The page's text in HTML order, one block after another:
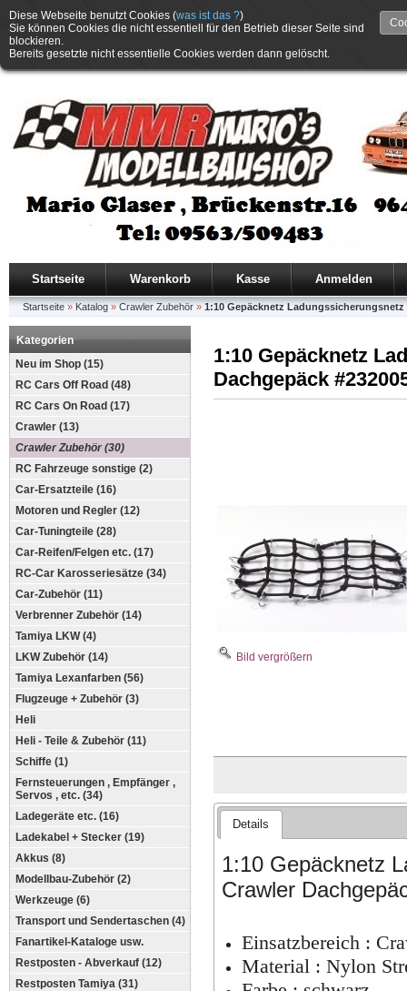
Diese Webseite benutzt Cookies (was ist das ?)
Sie können Cookies die nicht essentiell für den Betrieb dieser Seite sind
blockieren.
Bereits gesetzte nicht essentielle Cookies werden dann gelöscht.
Startseite Warenkorb Kasse Anmelden
Startseite » Katalog » Crawler Zubehör » 1:10 Gepäcknetz Ladungssicherungsnetz
Kategorien
Neu im Shop (15)
RC Cars Off Road (48)
RC Cars On Road (17)
Crawler (13)
Crawler Zubehör (30)
RC Fahrzeuge sonstige (2)
Car-Ersatzteile (16)
Motoren und Regler (12)
Car-Tuningteile (28)
Car-Reifen/Felgen etc. (17)
RC-Car Karosseriesätze (34)
Car-Zubehör (11)
Verbrenner Zubehör (14)
Tamiya LKW (4)
LKW Zubehör (14)
Tamiya Lexanfarben (56)
Flugzeuge + Zubehör (3)
Heli
Heli - Teile & Zubehör (11)
Schiffe (1)
Fernsteuerungen , Empfänger ,
Servos , etc. (34)
Ladegeräte etc. (16)
Ladekabel + Stecker (19)
Akkus (8)
Modellbau-Zubehör (2)
Werkzeuge (6)
Transport und Sendertaschen (4)
Fanartikel-Kataloge usw.
Restposten - Abverkauf (12)
Restposten Tamiya (31)
1:10 Gepäcknetz
Dachgepäck
Bild vergrößern
Details
1:10 Gepäcknetz
Crawler
Einsatzbereich :
Material : Nylon